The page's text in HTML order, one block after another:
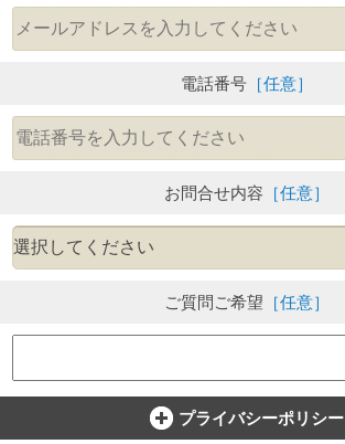
電話番号 ［任意］
お問合せ内容 ［任意］
ご質問ご希望 ［任意］
プライバシーポリシー